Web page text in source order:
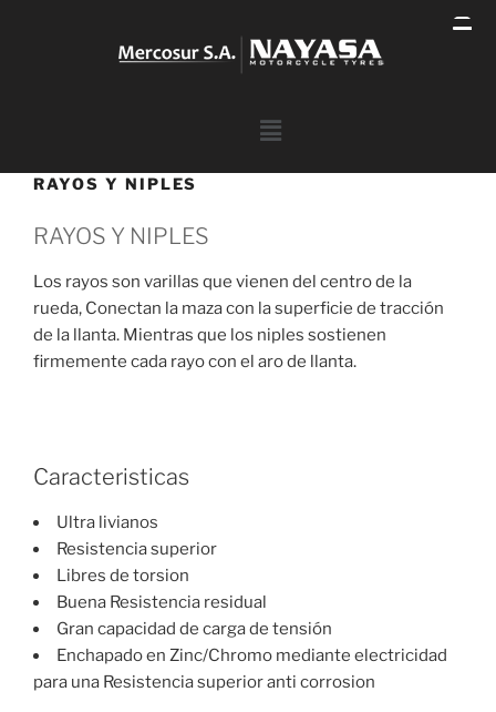
RAYOS Y NIPLES
RAYOS Y NIPLES
Los rayos son varillas que vienen del centro de la
rueda, Conectan la maza con la superficie de tracción
de la llanta. Mientras que los niples sostienen
firmemente cada rayo con el aro de llanta.
Caracteristicas
Ultra livianos
Resistencia superior
Libres de torsion
Buena Resistencia residual
Gran capacidad de carga de tensión
Enchapado en Zinc/Chromo mediante electricidad
para una Resistencia superior anti corrosion